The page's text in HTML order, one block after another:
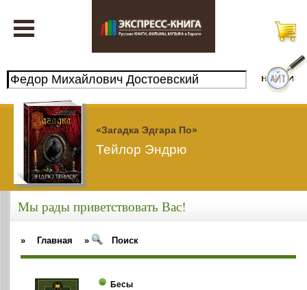
«Загадка Эдгара По»
Тейлор Эндрю
Мы рады приветствовать Вас!
» Главная » Поиск
Бесы